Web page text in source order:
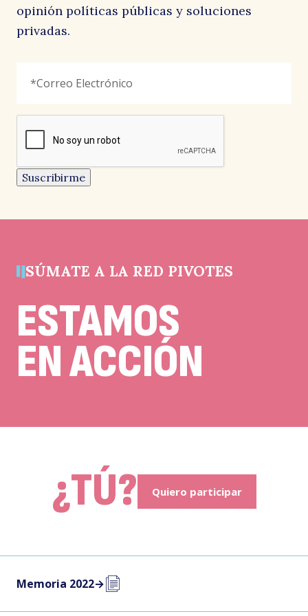
señala
campo
un
campo
de
debe
Electrónico *
reCAPTCHA
Suscribirme
opinión políticas públicas y soluciones
privadas.
SÚMATE A LA RED PIVOTES
ESTAMOS
EN ACCIÓN
¿TÚ? Quiero participar
Memoria 2022→